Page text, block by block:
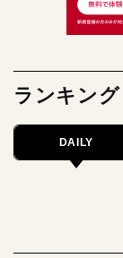
ランキング
DAILY